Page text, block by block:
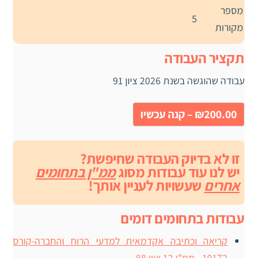
מספר
מקורות
5
תקציר העבודה
עבודה שהוגשה בשנת 2026 ציון 91
₪200.00 – קנה עכשיו
זו לא בדיוק העבודה שחיפשת?
יש לנו עוד עבודות מסוגממ"ן בתחומים
אחריםשעשויות לעניין אותך!
עבודות בתחומים דומים
קריאה וכתיבה אקדמאית למדעי הרוח והחברה-קורס